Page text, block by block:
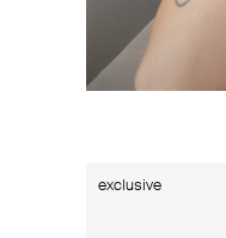
exclusive
exclusive